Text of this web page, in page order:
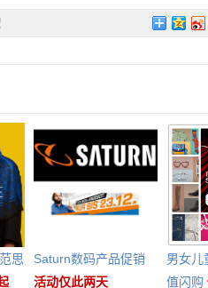
思
Saturn数码产品促销
活动仅此两天
男女儿
值闪购